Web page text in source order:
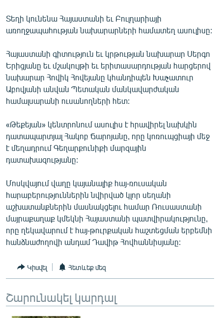
ՄԵԿՆԱԲԱՆՈՒԹՅՈՒՆ
ԿՈՐՈՆԱՎԻՐՈՒՍ
ԱՐԽԻՎ
ՏԵՍԱՆՅՈՒԹԵՐ
ՁԳՏԵԼՈՎ ԼԱՎԱԳՈՒՅՆԻՆ
ՓՈԴՔԱՍԹ
English
Русский
ՀԵՏԵՎԵՔ ՄԵԶ
«Ազատության» բոլոր կայքերը
Տեղի կունենա Հայաստանի եւ Բուլղարիայի
առողջապահության նախարարների համատեղ ասուլիսը:
Հայաստանի գիտություն եւ կրթության նախարար Սերգո
Երիցյանը եւ մշակույթի եւ երիտասարդության հարցերով
նախարար Հովիկ Հովեյանը կհանդիպեն Խաչատուր
Աբովյանի անվան Պետական մանկավարժական
համալսարանի ուսանողների հետ:
«Թեքեյան» կենտրոնում ասուլիս է հրավիրել նախկին
դատապարտյալ Հակոբ Ճարոյանը, որը կոռուպցիայի մեջ
է մեղադրում Գեղարքունիքի մարզային
դատախազությանը:
Մոսկվայում վաղը կայանալիք հայ-ռուսական
հարաբերություններին նվիրված կլոր սեղանի
աշխատանքներին մասնակցելու համար Ռուսաստանի
մայրաքաղաք կմեկնի Հայաստանի պատվիրակությունը,
որը ղեկավարում է հայ-թուրքական հաշտեցման երբեմնի
հանձնաժողովի անդամ Դավիթ Հովհաննիսյանը:
Կիսվել Հետևեք մեզ
Շարունակել կարդալ